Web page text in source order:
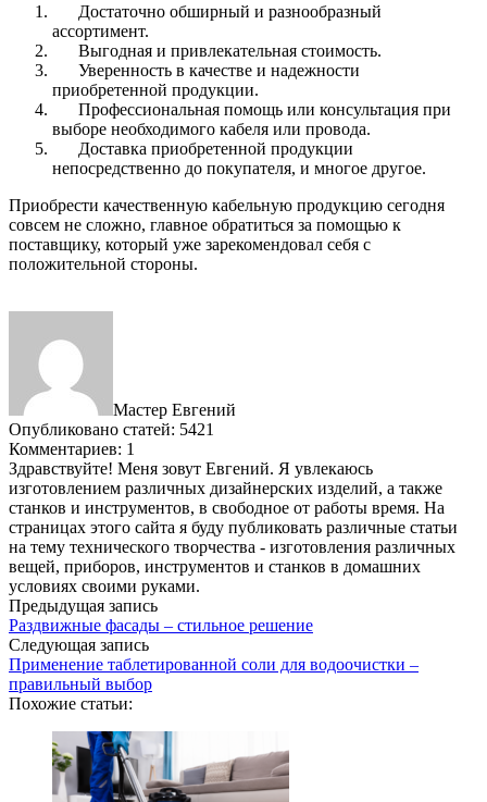
Достаточно обширный и разнообразный
ассортимент.
Выгодная и привлекательная стоимость.
Уверенность в качестве и надежности
приобретенной продукции.
Профессиональная помощь или консультация при
выборе необходимого кабеля или провода.
Доставка приобретенной продукции
непосредственно до покупателя, и многое другое.
Приобрести качественную кабельную продукцию сегодня
совсем не сложно, главное обратиться за помощью к
поставщику, который уже зарекомендовал себя с
положительной стороны.
Мастер Евгений
Опубликовано статей: 5421
Комментариев: 1
Здравствуйте! Меня зовут Евгений. Я увлекаюсь
изготовлением различных дизайнерских изделий, а также
станков и инструментов, в свободное от работы время. На
страницах этого сайта я буду публиковать различные статьи
на тему технического творчества - изготовления различных
вещей, приборов, инструментов и станков в домашних
условиях своими руками.
Предыдущая запись
Раздвижные фасады – стильное решение
Следующая запись
Применение таблетированной соли для водоочистки –
правильный выбор
Похожие статьи: